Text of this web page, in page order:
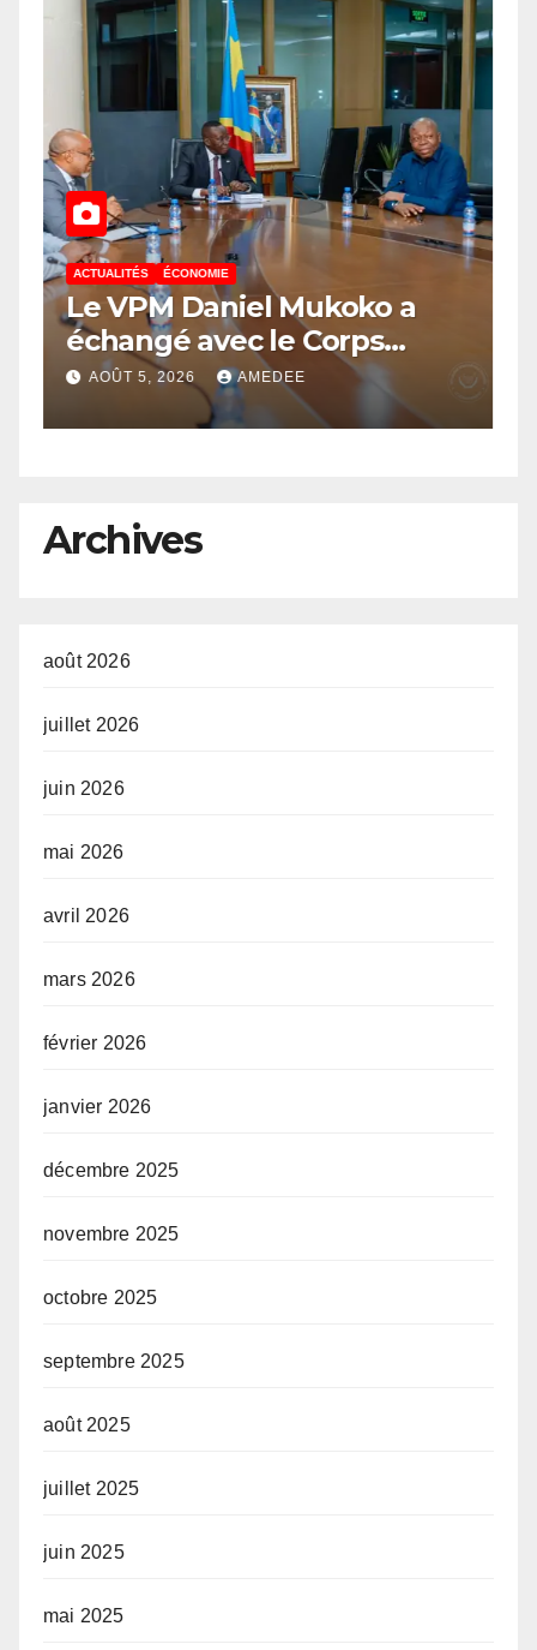
ACTUALITÉS ÉCONOMIE
Le VPM Daniel Mukoko a
échangé avec le Corps
d’élite scientifique de
l’UDPS/Tshisekedi sur les
AOÛT 5, 2026 AMEDEE
Archives
août 2026
juillet 2026
juin 2026
mai 2026
avril 2026
mars 2026
février 2026
janvier 2026
décembre 2025
novembre 2025
octobre 2025
septembre 2025
août 2025
juillet 2025
juin 2025
mai 2025